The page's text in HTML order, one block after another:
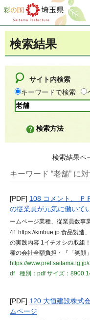
彩の国 埼玉県
検索結果
サイト内検索
キーワードで検索
検索方法
検索結果ペ
キーワード “老舗” に
[PDF] 108 コメント、 Ｐ
の従業員が元気に働いて
ームページ業種、従業員数事
41 https://kinbue.jp 食品製造
の実践内容 1イチオシの取組
種の会社全額負担・『「笑顔
https://
df
種別：pdfサイズ：
[PDF] 120 大恒建設株式
ムページ